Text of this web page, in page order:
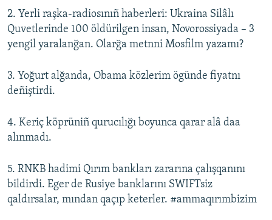
2. Yerli raşka-radiosınıñ haberleri: Ukraina Silâlı
Quvetlerinde 100 öldürilgen insan, Novorossiyada – 3
yengil yaralanğan. Olarğa metnni Mosfilm yazamı?
3. Yoğurt alğanda, Obama közlerim ögünde fiyatnı
deñiştirdi.
4. Keriç köprüniñ qurucılığı boyunca qarar alâ daa
alınmadı.
5. RNKB hadimi Qırım bankları zararına çalışqanını
bildirdi. Eger de Rusiye banklarını SWIFTsiz
qaldırsalar, mından qaçıp keterler. #ammaqırımbizim